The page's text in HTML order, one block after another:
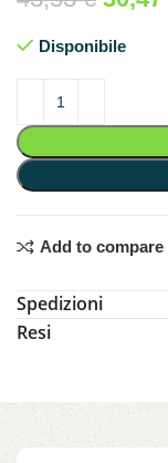
Disponibile
Add to compare
Spedizioni
Resi